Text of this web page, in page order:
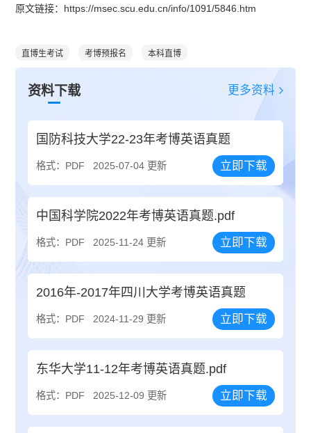
原文链接：https://msec.scu.edu.cn/info/1091/5846.htm
直博生考试 考博预报名 本科直博
资料下载 更多资料
国防科技大学22-23年考博英语真题
格式：PDF 2025-07-04 更新 立即下载
中国科学院2022年考博英语真题.pdf
格式：PDF 2025-11-24 更新 立即下载
2016年-2017年四川大学考博英语真题
格式：PDF 2024-11-29 更新 立即下载
东华大学11-12年考博英语真题.pdf
格式：PDF 2025-12-09 更新 立即下载